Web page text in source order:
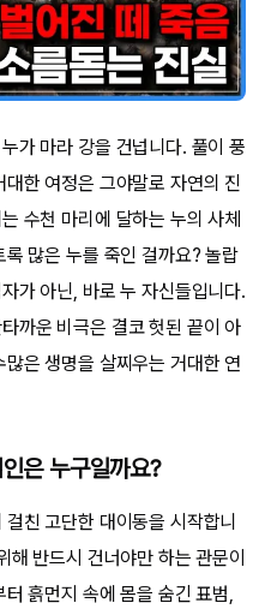
가 마라 강을 건넙니다. 풀이 풍
한 여정은 그야말로 자연의 진
수천 마리에 달하는 누의 사체
많은 누를 죽인 걸까요? 놀랍
가 아닌, 바로 누 자신들입니다.
까운 비극은 결코 헛된 끝이 아
은 생명을 살찌우는 거대한 연
은 누구일까요?
친 고단한 대이동을 시작합니
반드시 건너야만 하는 관문이
흙먼지 속에 몸을 숨긴 표범,